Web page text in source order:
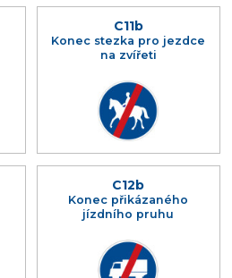
C11b
Konec stezka pro jezdce
na zvířeti
C12b
Konec přikázaného
jízdního pruhu